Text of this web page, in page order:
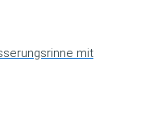
mit